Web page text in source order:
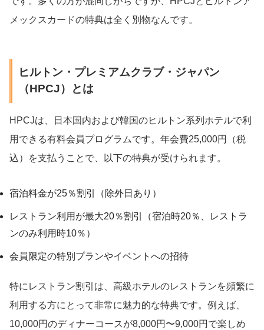
メックスカードの特典は全く別物なんです。
ヒルトン・プレミアムクラブ・ジャパン
（HPCJ）とは
HPCJは、日本国内および韓国のヒルトン系列ホテルで利
用できる有料会員プログラムです。年会費25,000円（税
込）を支払うことで、以下の特典が受けられます。
宿泊料金が25％割引（除外日あり）
レストラン利用が最大20％割引（宿泊時20％、レストラ
ンのみ利用時10％）
会員限定の特別プランやイベントへの招待
特にレストラン割引は、高級ホテルのレストランを頻繁に
利用する方にとって非常に魅力的な特典です。例えば、
10,000円のディナーコースが8,000円〜9,000円で楽しめ